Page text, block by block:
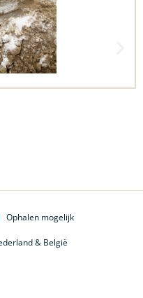
Ophalen mogelijk
& België